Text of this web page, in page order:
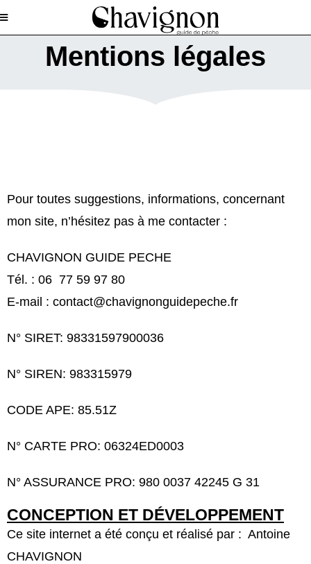
Mentions légales
Pour toutes suggestions, informations, concernant
mon site, n’hésitez pas à me contacter :
CHAVIGNON GUIDE PECHE
Tél. : 06 77 59 97 80
E-mail : contact@chavignonguidepeche.fr
N° SIRET: 98331597900036
N° SIREN: 983315979
CODE APE: 85.51Z
N° CARTE PRO: 06324ED0003
N° ASSURANCE PRO: 980 0037 42245 G 31
CONCEPTION ET DÉVELOPPEMENT
Ce site internet a été conçu et réalisé par : Antoine
CHAVIGNON